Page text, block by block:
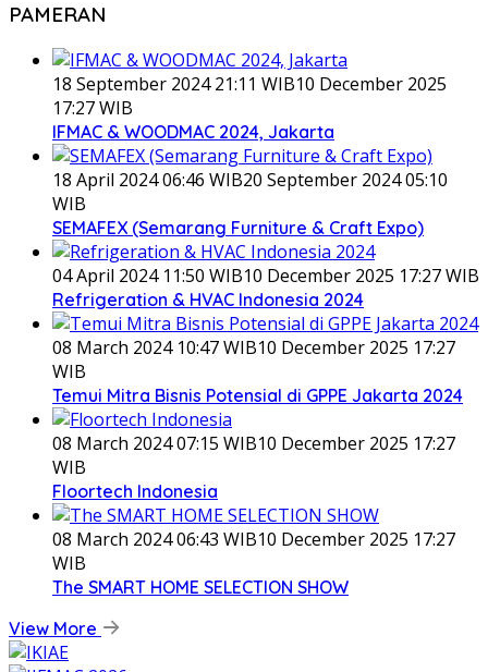
PAMERAN
18 September 2024 21:11 WIB10 December 2025
17:27 WIB
IFMAC & WOODMAC 2024, Jakarta
18 April 2024 06:46 WIB20 September 2024 05:10
WIB
SEMAFEX (Semarang Furniture & Craft Expo)
04 April 2024 11:50 WIB10 December 2025 17:27 WIB
Refrigeration & HVAC Indonesia 2024
08 March 2024 10:47 WIB10 December 2025 17:27
WIB
Temui Mitra Bisnis Potensial di GPPE Jakarta 2024
08 March 2024 07:15 WIB10 December 2025 17:27
WIB
Floortech Indonesia
08 March 2024 06:43 WIB10 December 2025 17:27
WIB
The SMART HOME SELECTION SHOW
View More